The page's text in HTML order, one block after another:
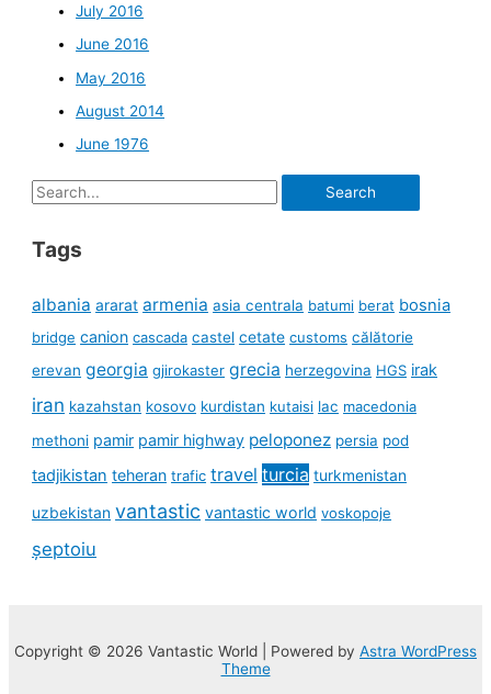
July 2016
June 2016
May 2016
August 2014
June 1976
Search
Tags
albania ararat armenia asia centrala batumi berat bosnia
bridge canion cascada castel cetate customs călătorie
erevan georgia gjirokaster grecia herzegovina HGS irak
iran kazahstan kosovo kurdistan kutaisi lac macedonia
methoni pamir pamir highway peloponez persia pod
tadjikistan teheran trafic travel turcia turkmenistan
uzbekistan vantastic vantastic world voskopoje
șeptoiu
Copyright © 2026 Vantastic World | Powered by Astra WordPress
Theme